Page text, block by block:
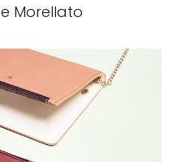
Morellato